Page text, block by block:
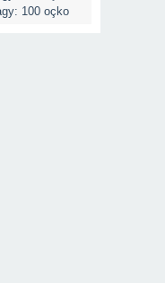
100 oçko